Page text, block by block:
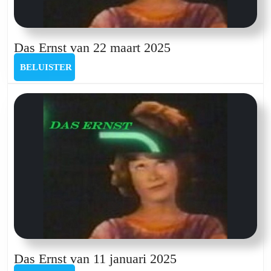
Das Ernst van 22 maart 2025Das
22
maart
2025
BELUISTER
Das Ernst van 11 januari 2025Das